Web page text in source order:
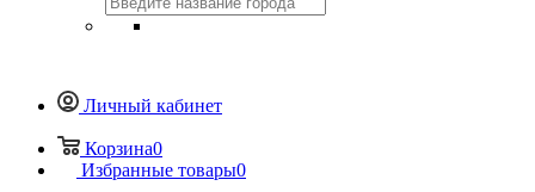
Личный кабинет
Корзина0
Избранные товары0